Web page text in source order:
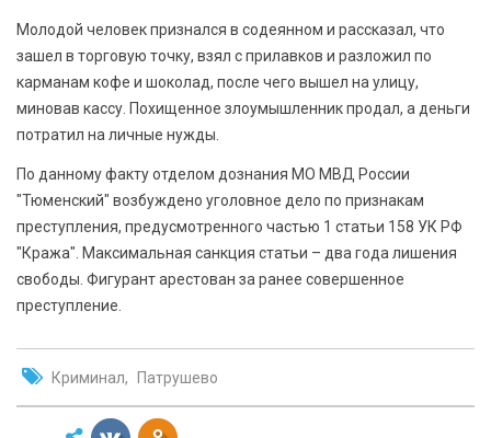
Молодой человек признался в содеянном и рассказал, что
зашел в торговую точку, взял с прилавков и разложил по
карманам кофе и шоколад, после чего вышел на улицу,
миновав кассу. Похищенное злоумышленник продал, а деньги
потратил на личные нужды.
По данному факту отделом дознания МО МВД России
"Тюменский" возбуждено уголовное дело по признакам
преступления, предусмотренного частью 1 статьи 158 УК РФ
"Кража". Максимальная санкция статьи – два года лишения
свободы. Фигурант арестован за ранее совершенное
преступление.
Криминал Патрушево